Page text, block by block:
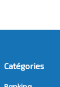
Catégories